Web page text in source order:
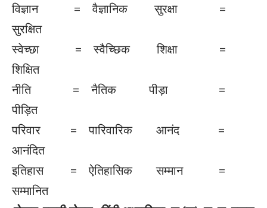
विज्ञान = वैज्ञानिक सुरक्षा =
सुरक्षित
स्वेच्छा = स्वैच्छिक शिक्षा =
शिक्षित
नीति = नैतिक पीड़ा =
पीड़ित
परिवार = पारिवारिक आनंद =
आनंदित
इतिहास = ऐतिहासिक सम्मान =
सम्मानित